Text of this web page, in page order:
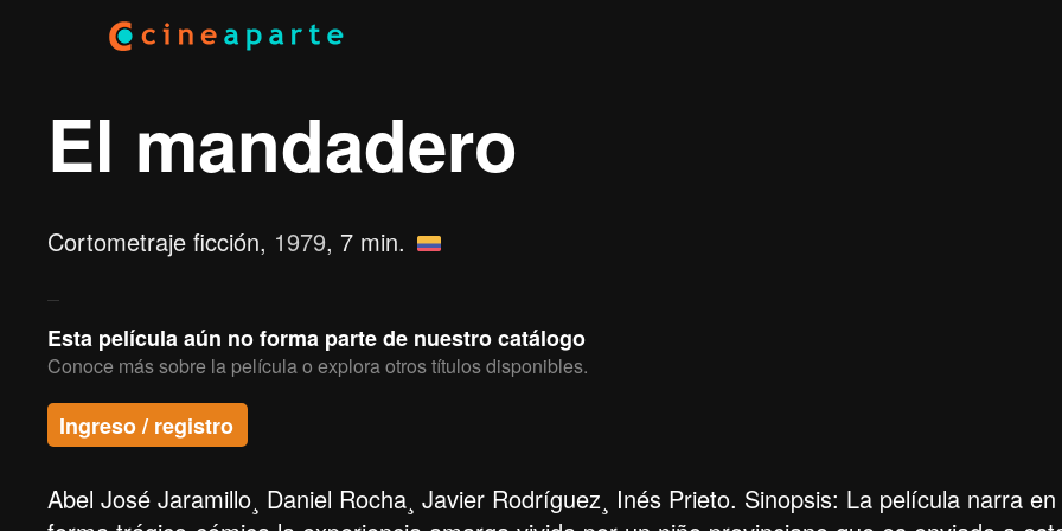
El mandadero
Cortometraje ficción, 1979, 7 min.
Esta película aún no forma parte de nuestro catálogo
Conoce más sobre la película o explora otros títulos disponibles.
Ingreso / registro
Abel José Jaramillo¸ Daniel Rocha¸ Javier Rodríguez¸ Inés Prieto. Sinopsis: La película narra en